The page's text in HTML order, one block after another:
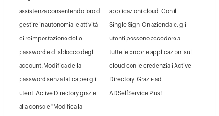
assistenza consentendo loro di
gestire in autonomia le attività
di reimpostazione delle
password e di sblocco degli
account. Modifica della
password senza fatica per gli
utenti Active Directory grazie
alla console "Modifica la
applicazioni cloud. Con il
Single Sign-On aziendale, gli
utenti possono accedere a
tutte le proprie applicazioni sul
cloud con le credenziali Active
Directory. Grazie ad
ADSelfService Plus!